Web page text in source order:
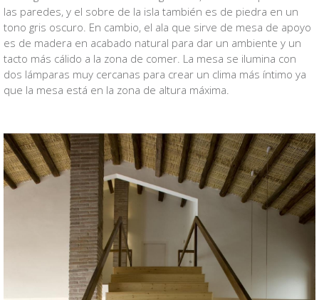
las paredes, y el sobre de la isla también es de piedra en un
tono gris oscuro. En cambio, el ala que sirve de mesa de apoyo
es de madera en acabado natural para dar un ambiente y un
tacto más cálido a la zona de comer. La mesa se ilumina con
dos lámparas muy cercanas para crear un clima más íntimo ya
que la mesa está en la zona de altura máxima.